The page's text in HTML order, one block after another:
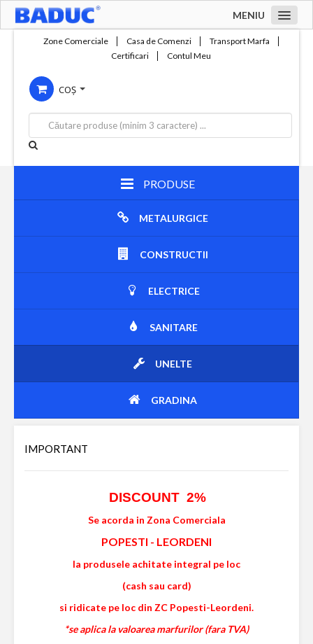
MENIU
Compania
Servicii
Productie
Contact
Zone Comerciale Casa de Comenzi
Transport Marfa
Certificari
Contul Meu
COȘ
PRODUSE
METALURGICE
CONSTRUCTII
ELECTRICE
SANITARE
UNELTE
GRADINA
IMPORTANT
DISCOUNT 2%
Se acorda in Zona Comerciala
POPESTI - LEORDENI
la produsele achitate integral pe loc
(cash sau card)
si ridicate pe loc din ZC Popesti-Leordeni.
*se aplica la valoarea marfurilor (fara TVA)